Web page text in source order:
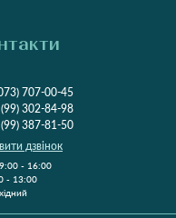
707-00-45
302-84-98
387-81-50
дзвінок
9:00 - 16:00
- 13:00